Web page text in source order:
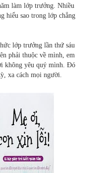
làm lớp trưởng. Nhiều
hiểu sao trong lớp chẳng
lớp trưởng lần thứ sáu
phải thuộc về mình, em
không yêu quý mình. Đó
xa cách mọi người.